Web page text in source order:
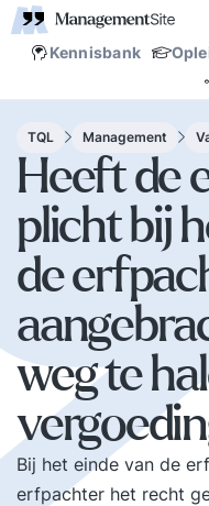
Kennisbank
TQL Management
Heeft de
plicht bij
de
weg te
Bij het einde van de
erfpachter het recht